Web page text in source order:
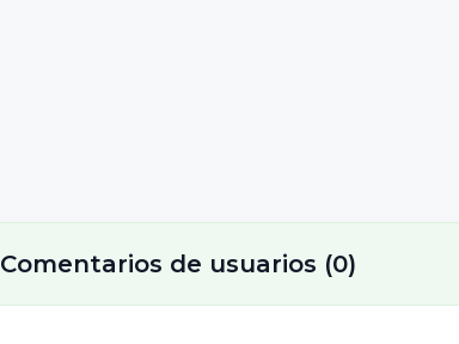
Comentarios de usuarios (0)